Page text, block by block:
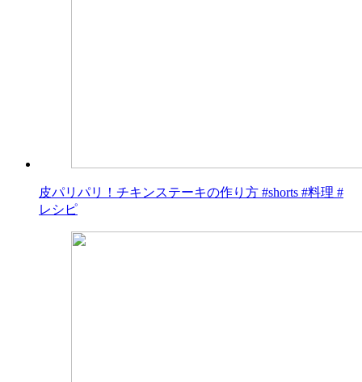
皮パリパリ！チキンステーキの作り方 #shorts #料理 #
レシピ